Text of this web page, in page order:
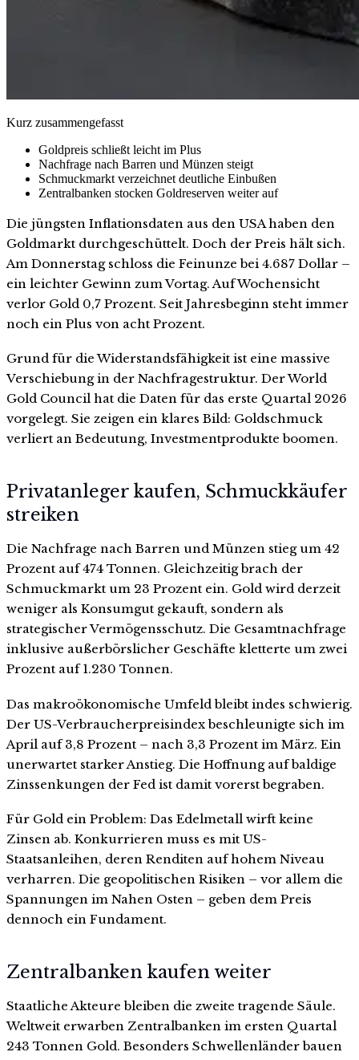
Kurz zusammengefasst
Goldpreis schließt leicht im Plus
Nachfrage nach Barren und Münzen steigt
Schmuckmarkt verzeichnet deutliche Einbußen
Zentralbanken stocken Goldreserven weiter auf
Die jüngsten Inflationsdaten aus den USA haben den
Goldmarkt durchgeschüttelt. Doch der Preis hält sich.
Am Donnerstag schloss die Feinunze bei 4.687 Dollar –
ein leichter Gewinn zum Vortag. Auf Wochensicht
verlor Gold 0,7 Prozent. Seit Jahresbeginn steht immer
noch ein Plus von acht Prozent.
Grund für die Widerstandsfähigkeit ist eine massive
Verschiebung in der Nachfragestruktur. Der World
Gold Council hat die Daten für das erste Quartal 2026
vorgelegt. Sie zeigen ein klares Bild: Goldschmuck
verliert an Bedeutung, Investmentprodukte boomen.
Privatanleger kaufen, Schmuckkäufer
streiken
Die Nachfrage nach Barren und Münzen stieg um 42
Prozent auf 474 Tonnen. Gleichzeitig brach der
Schmuckmarkt um 23 Prozent ein. Gold wird derzeit
weniger als Konsumgut gekauft, sondern als
strategischer Vermögensschutz. Die Gesamtnachfrage
inklusive außerbörslicher Geschäfte kletterte um zwei
Prozent auf 1.230 Tonnen.
Das makroökonomische Umfeld bleibt indes schwierig.
Der US-Verbraucherpreisindex beschleunigte sich im
April auf 3,8 Prozent – nach 3,3 Prozent im März. Ein
unerwartet starker Anstieg. Die Hoffnung auf baldige
Zinssenkungen der Fed ist damit vorerst begraben.
Für Gold ein Problem: Das Edelmetall wirft keine
Zinsen ab. Konkurrieren muss es mit US-
Staatsanleihen, deren Renditen auf hohem Niveau
verharren. Die geopolitischen Risiken – vor allem die
Spannungen im Nahen Osten – geben dem Preis
dennoch ein Fundament.
Zentralbanken kaufen weiter
Staatliche Akteure bleiben die zweite tragende Säule.
Weltweit erwarben Zentralbanken im ersten Quartal
243 Tonnen Gold. Besonders Schwellenländer bauen